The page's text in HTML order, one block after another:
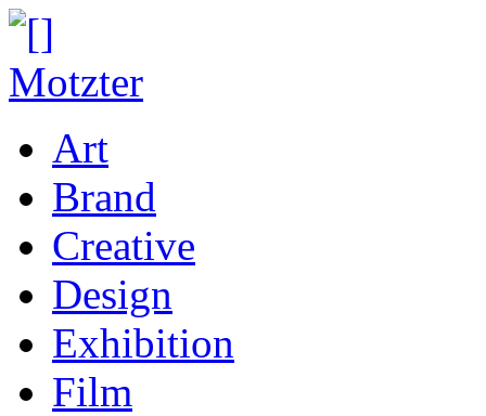
Art
Brand
Creative
Design
Exhibition
Film